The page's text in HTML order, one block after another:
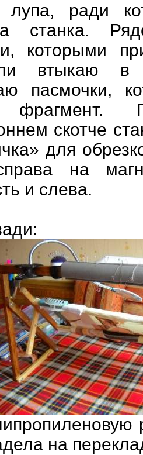
ради
станка.
которыми
втыкаю в
пасмочки,
скотче
для
на
и слева.
на